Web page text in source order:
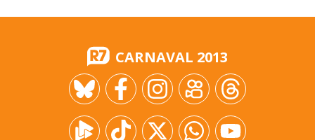
CARNAVAL 2013